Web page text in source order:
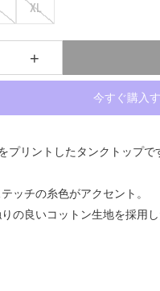
XL
+
今すぐ購入
プリントしたタンクトップで
ッチの糸色がアクセント。
の良いコットン生地を採用